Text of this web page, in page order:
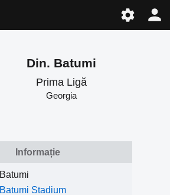
Din. Batumi
Prima Ligă
Georgia
Informație
Batumi
Batumi Stadium